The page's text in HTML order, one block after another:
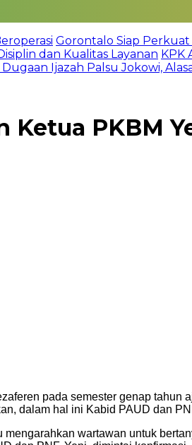
Gorontalo Siap Perkuat
dan Kualitas Layanan KPK
Ijazah Palsu Jokowi,
Ketua PKBM
pada semester genap tahun
dalam hal ini Kabid PAUD dan
wartawan untuk